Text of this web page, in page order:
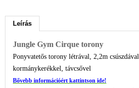
Leírás
Jungle Gym Cirque torony
Ponyvatetős torony létrával, 2,2m
kormánykerékkel, távcsővel
Bővebb információért kattintson ide!